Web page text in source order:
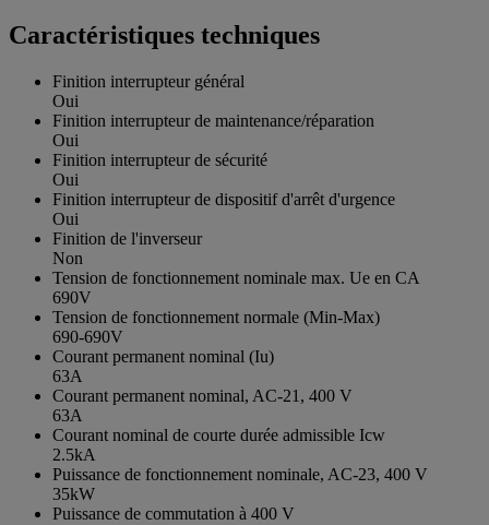
Caractéristiques techniques
Finition interrupteur général
Oui
Finition interrupteur de maintenance/réparation
Oui
Finition interrupteur de sécurité
Oui
Finition interrupteur de dispositif d'arrêt d'urgence
Oui
Finition de l'inverseur
Non
Tension de fonctionnement nominale max. Ue en CA
690V
Tension de fonctionnement normale (Min-Max)
690-690V
Courant permanent nominal (Iu)
63A
Courant permanent nominal, AC-21, 400 V
63A
Courant nominal de courte durée admissible Icw
2.5kA
Puissance de fonctionnement nominale, AC-23, 400 V
35kW
Puissance de commutation à 400 V